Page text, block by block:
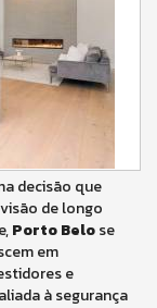
decisão que
de longo
Porto Belose
em
e
à segurança